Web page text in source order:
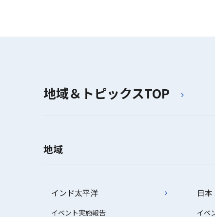
地域＆トピックスTOP
地域
インド太平洋
イベント実施報告
日本
イベ